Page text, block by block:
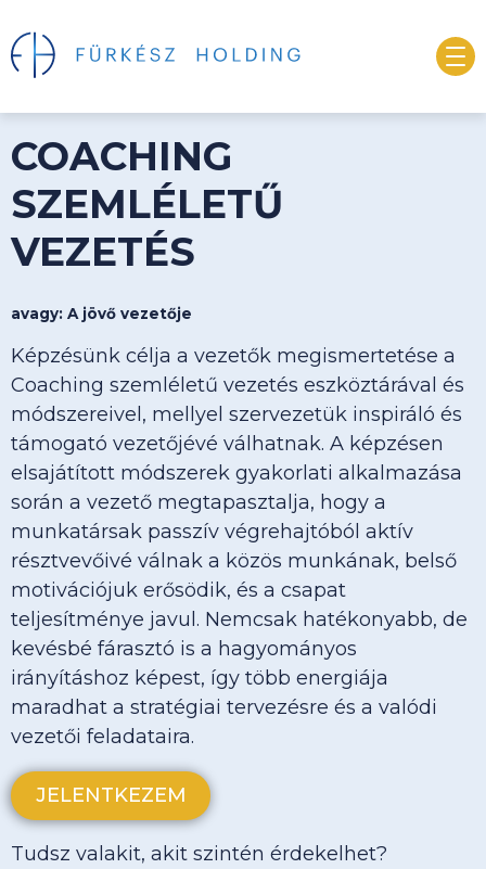
COACHING
SZEMLÉLETŰ
VEZETÉS
avagy: A jövő vezetője
Képzésünk célja a vezetők megismertetése a
Coaching szemléletű vezetés eszköztárával és
módszereivel, mellyel szervezetük inspiráló és
támogató vezetőjévé válhatnak. A képzésen
elsajátított módszerek gyakorlati alkalmazása
során a vezető megtapasztalja, hogy a
munkatársak passzív végrehajtóból aktív
résztvevőivé válnak a közös munkának, belső
motivációjuk erősödik, és a csapat
teljesítménye javul. Nemcsak hatékonyabb, de
kevésbé fárasztó is a hagyományos
irányításhoz képest, így több energiája
maradhat a stratégiai tervezésre és a valódi
vezetői feladataira.
JELENTKEZEM
Tudsz valakit, akit szintén érdekelhet?